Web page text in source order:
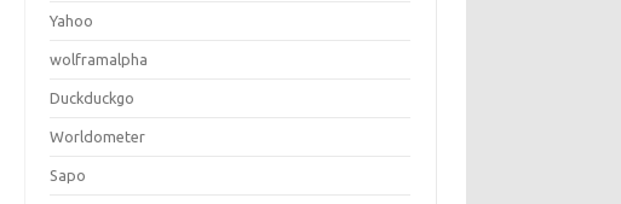
Yahoo
wolframalpha
Duckduckgo
Worldometer
Sapo